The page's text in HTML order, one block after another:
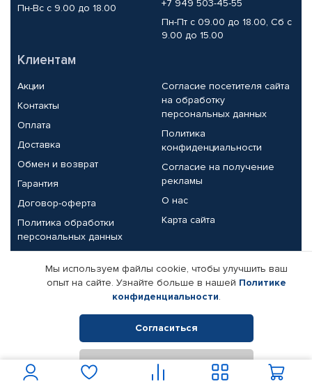
Пн-Вс с 9.00 до 18.00
+7 949 503-45-55
Пн-Пт с 09.00 до 18.00, Сб с
9.00 до 15.00
Клиентам
Акции
Контакты
Оплата
Доставка
Обмен и возврат
Гарантия
Договор-оферта
Политика обработки
персональных данных
Согласие посетителя сайта
на обработку
персональных данных
Политика
конфиденциальности
Согласие на получение
рекламы
О нас
Карта сайта
Партнерам
Корпоративным клиентам
Поставщикам
Реквизиты компании
© КАМАЗ ЦЕНТР ДОНЕЦК, 2015-2026. Все права защищены.
Интернет-магазин автомобильных товаров Автопрофи.
Мы используем файлы cookie, чтобы улучшить ваш
опыт на сайте. Узнайте больше в нашей Политике
конфиденциальности.
Согласиться
Отклонить